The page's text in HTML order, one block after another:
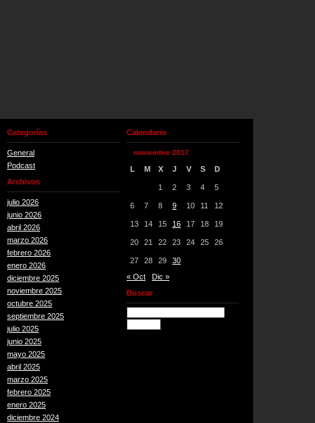
Categorías
General
Podcast
Archivos
julio 2026
junio 2026
abril 2026
marzo 2026
febrero 2026
enero 2026
diciembre 2025
noviembre 2025
octubre 2025
septiembre 2025
julio 2025
junio 2025
mayo 2025
abril 2025
marzo 2025
febrero 2025
enero 2025
diciembre 2024
Calendario
noviembre 2017
L M X J V S D
1 2 3 4 5
6 7 8 9 10 11 12
13 14 15 16 17 18 19
20 21 22 23 24 25 26
27 28 29
30
« Oct
Dic »
Buscar